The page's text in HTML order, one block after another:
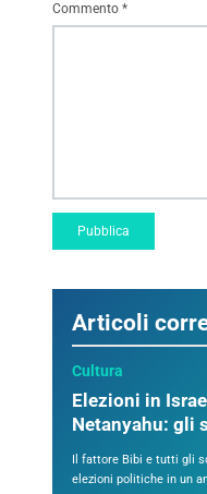
Articoli
Cultura
Elezioni in
Netanyahu: gli
Il fattore Bibi e tutti gli
elezioni politiche in un
Commento *